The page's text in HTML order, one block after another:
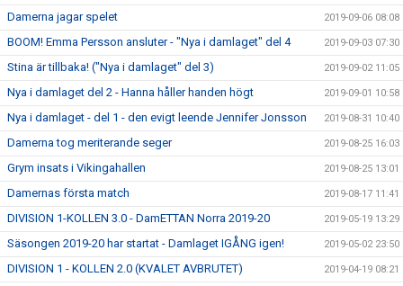
Damerna jagar spelet 2019-09-06 08:08
BOOM! Emma Persson ansluter - "Nya i damlaget" del 4 2019-09-03 07:30
Stina är tillbaka! ("Nya i damlaget" del 3) 2019-09-02 11:05
Nya i damlaget del 2 - Hanna håller handen högt 2019-09-01 10:58
Nya i damlaget - del 1 - den evigt leende Jennifer Jonsson 2019-08-31 10:40
Damerna tog meriterande seger 2019-08-25 16:03
Grym insats i Vikingahallen 2019-08-25 13:01
Damernas första match 2019-08-17 11:41
DIVISION 1-KOLLEN 3.0 - DamETTAN Norra 2019-20 2019-05-19 13:29
Säsongen 2019-20 har startat - Damlaget IGÅNG igen! 2019-05-02 23:50
DIVISION 1 - KOLLEN 2.0 (KVALET AVBRUTET) 2019-04-19 08:21